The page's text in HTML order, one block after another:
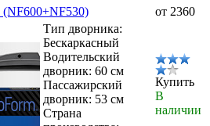
от 2360
Тип дворника:
Бескаркасный
Водительский
дворник: 60 см
Пассажирский
дворник: 53 см
Страна
Купить
В
наличии